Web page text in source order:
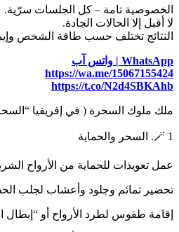
الخصوصية تامة – كل الجلسات سرّية.
لا أقبل إلا الحالات الجادة.
النتائج تختلف حسب طاقة الشخص
WhatsApp | واتس آب
https://wa.me/15067155424
https://t.co/N2d4SBKAhb
ملك ملوك السحرة ( في إفريقيا “السحرة
🪄 1. السحر والحماية
عمل تعويذات للحماية من الأرواح
تحضير تمائم وجلود وأعشاب لجلب
إقامة طقوس لطرد الأرواح أو “إبطال